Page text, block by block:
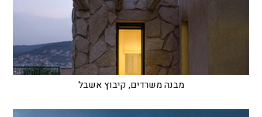
מבנה משרדים, קיבוץ אשבל